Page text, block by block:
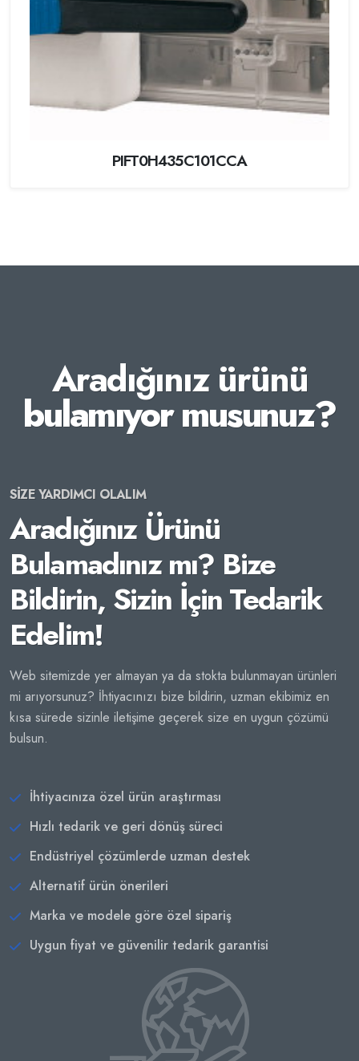
PIFT0H435C101CCA
Aradığınız ürünü
bulamıyor musunuz?
SİZE YARDIMCI OLALIM
Aradığınız Ürünü
Bulamadınız mı? Bize
Bildirin, Sizin İçin Tedarik
Edelim!
Web sitemizde yer almayan ya da stokta bulunmayan ürünleri
mi arıyorsunuz? İhtiyacınızı bize bildirin, uzman ekibimiz en
kısa sürede sizinle iletişime geçerek size en uygun çözümü
bulsun.
İhtiyacınıza özel ürün araştırması
Hızlı tedarik ve geri dönüş süreci
Endüstriyel çözümlerde uzman destek
Alternatif ürün önerileri
Marka ve modele göre özel sipariş
Uygun fiyat ve güvenilir tedarik garantisi